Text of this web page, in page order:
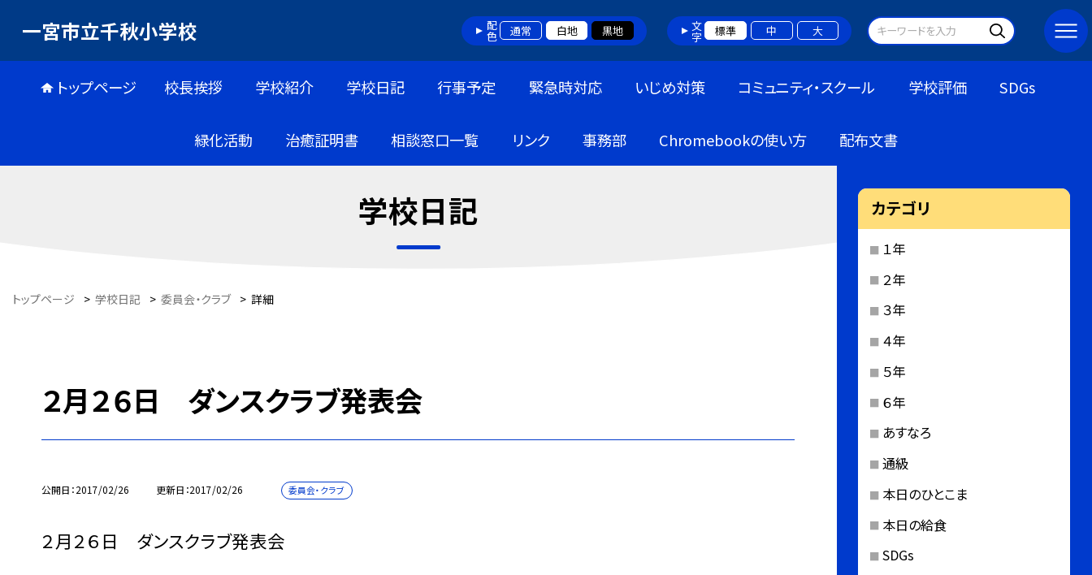
一宮市立千秋小学校 配色 通常 白地 黒地 文字 標準 中 大
トップページ 校長挨拶 学校紹介 学校日記 行事予定 緊急時対応 いじめ対策 コミュニティ・スクール 学校評価 SDGs
緑化活動 治癒証明書 相談窓口一覧 リンク 事務部 Chromebookの使い方 配布文書
学校日記
トップページ > 学校日記 > 委員会・クラブ > 詳細
２月２６日 ダンスクラブ発表会
公開日 2017/02/26 更新日 2017/02/26 委員会・クラブ
２月２６日 ダンスクラブ発表会
カテゴリ
１年
２年
３年
４年
５年
６年
あすなろ
通級
本日のひとこま
本日の給食
SDGs